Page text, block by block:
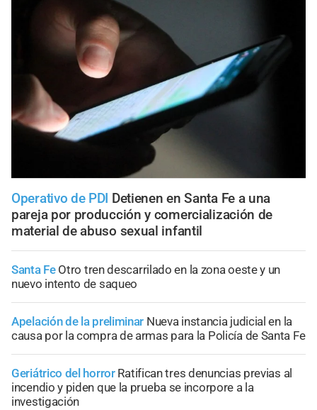
Operativo de PDI Detienen en Santa Fe a una
pareja por producción y comercialización de
material de abuso sexual infantil
Santa Fe Otro tren descarrilado en la zona oeste y un
nuevo intento de saqueo
Apelación de la preliminar Nueva instancia judicial en la
causa por la compra de armas para la Policía de Santa Fe
Geriátrico del horror Ratifican tres denuncias previas al
incendio y piden que la prueba se incorpore a la
investigación